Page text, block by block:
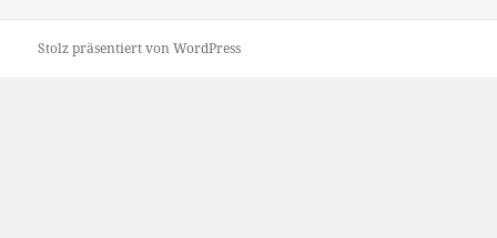
Stolz präsentiert von WordPress